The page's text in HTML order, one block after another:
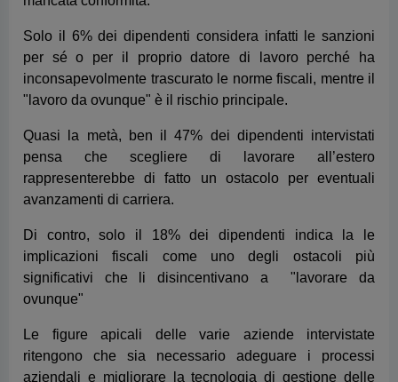
pensa che scegliere di lavorare all’estero
rappresenterebbe di fatto un ostacolo per eventuali
avanzamenti di carriera.
Di contro, solo il 18% dei dipendenti indica la le
implicazioni fiscali come uno degli ostacoli più
significativi che li disincentivano a "lavorare da
Le figure apicali delle varie aziende intervistate
ritengono che sia necessario adeguare i processi
aziendali e migliorare la tecnologia di gestione delle
spese per consentire ai dipendenti di “lavorare da
ovunque.”
Il 75% dei responsabili delle risorse umane ritiene
necessario offrire una formazione supplementare
per consentire di “lavorare da ovunque” all'estero